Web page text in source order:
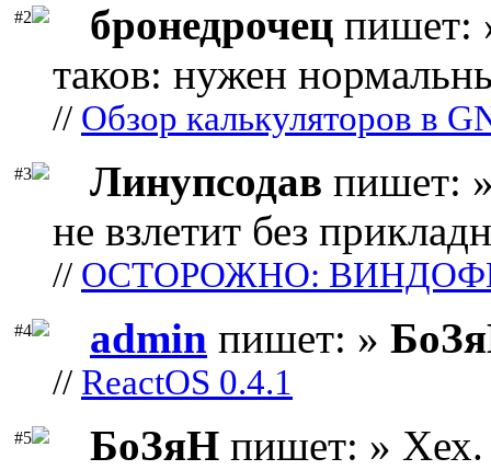
#2 бронедрочец пишет:
таков: нужен
// Обзор калькуляторов в
#3 Линупсодав пишет:
не взлетит без
// ОСТОРОЖНО:
#4 admin пишет: »
// ReactOS 0.4.1
#5 БоЗяН пишет: » Хех.